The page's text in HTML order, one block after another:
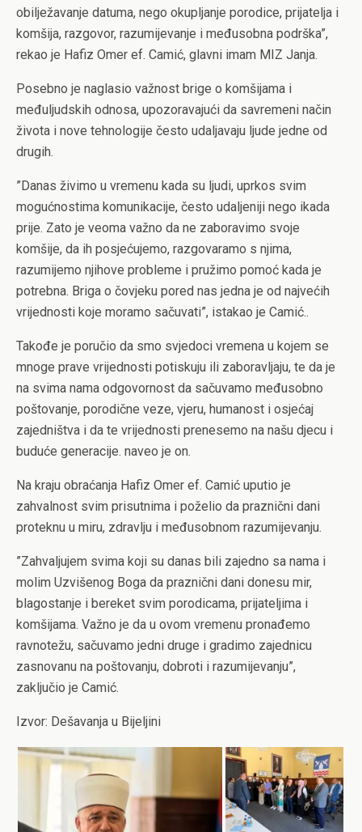
obilježavanje datuma, nego okupljanje porodice, prijatelja i
komšija, razgovor, razumijevanje i međusobna podrška”,
rekao je Hafiz Omer ef. Camić, glavni imam MIZ Janja.
Posebno je naglasio važnost brige o komšijama i
međuljudskih odnosa, upozoravajući da savremeni način
života i nove tehnologije često udaljavaju ljude jedne od
drugih.
”Danas živimo u vremenu kada su ljudi, uprkos svim
mogućnostima komunikacije, često udaljeniji nego ikada
prije. Zato je veoma važno da ne zaboravimo svoje
komšije, da ih posjećujemo, razgovaramo s njima,
razumijemo njihove probleme i pružimo pomoć kada je
potrebna. Briga o čovjeku pored nas jedna je od najvećih
vrijednosti koje moramo sačuvati”, istakao je Camić..
Takođe je poručio da smo svjedoci vremena u kojem se
mnoge prave vrijednosti potiskuju ili zaboravljaju, te da je
na svima nama odgovornost da sačuvamo međusobno
poštovanje, porodične veze, vjeru, humanost i osjećaj
zajedništva i da te vrijednosti prenesemo na našu djecu i
buduće generacije. naveo je on.
Na kraju obraćanja Hafiz Omer ef. Camić uputio je
zahvalnost svim prisutnima i poželio da praznični dani
proteknu u miru, zdravlju i međusobnom razumijevanju.
”Zahvaljujem svima koji su danas bili zajedno sa nama i
molim Uzvišenog Boga da praznični dani donesu mir,
blagostanje i bereket svim porodicama, prijateljima i
komšijama. Važno je da u ovom vremenu pronađemo
ravnotežu, sačuvamo jedni druge i gradimo zajednicu
zasnovanu na poštovanju, dobroti i razumijevanju”,
zaključio je Camić.
Izvor: Dešavanja u Bijeljini